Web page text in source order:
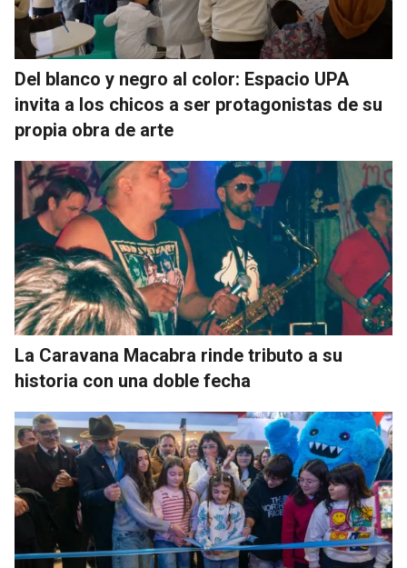
Del blanco y negro al color: Espacio UPA
invita a los chicos a ser protagonistas de su
propia obra de arte
La Caravana Macabra rinde tributo a su
historia con una doble fecha